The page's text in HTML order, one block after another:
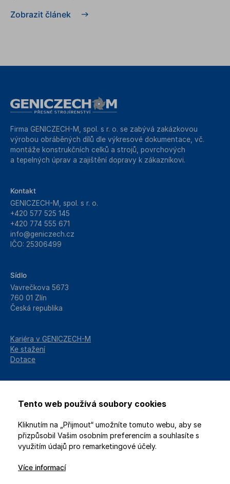
Zobrazit článek
Firma GENICZECH-M, spol. s r. o. se zabývá zakázkovou
výrobou obráběných dílů dle výkresové dokumentace, vč.
montáže konstrukčních celků a strojů, povrchových
a tepelných úprav a zajištění dopravy k zákazníkovi.
Kontakt
GENICZECH-M, spol. s r. o.
+420 577 525 145
+420 774 555 671
info@geniczech.cz
IČO: 25306499
Sídlo
Vavrečkova 5673
760 01 Zlín
Česká republika
Kariéra v GENICZECH-M
Ke stažení
Dotace
2026 © GENICZECH-M, spol. s r.o. / Všechna práva vyhrazena
Tento web používá soubory cookies
Kliknutím na „Přijmout“ umožníte tomuto webu, aby se
přizpůsobil Vašim osobním preferencím a souhlasíte s
využitím údajů pro remarketingové účely.
Více informací